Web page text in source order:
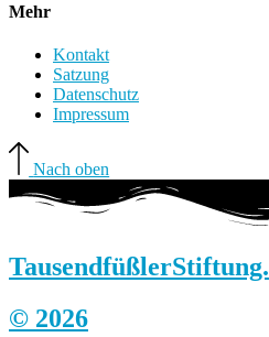
Mehr
Kontakt
Satzung
Datenschutz
Impressum
Nach oben
TausendfüßlerStiftung.
© 2026